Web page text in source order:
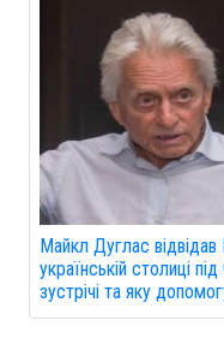
Майкл Дуглас
українській столиці
зустрічі та яку